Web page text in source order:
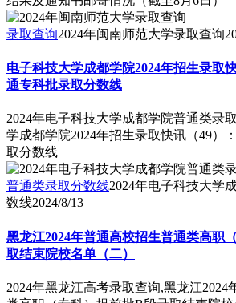
录取查询2024年闽南师范大学录取查询
电子科技大学成都学院2024年招生录取
通专科批录取分数线
2024年电子科技大学成都学院普通类录
学成都学院2024年招生录取快讯（49）
取分数线
普通类录取分数线2024年电子科技大学
数线2024/8/13
黑龙江2024年普通高校招生普通类高职
取结束院校名单（二）
2024年黑龙江高考录取查询,黑龙江2024